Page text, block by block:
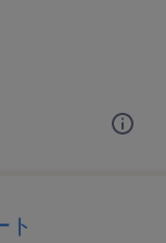
ト